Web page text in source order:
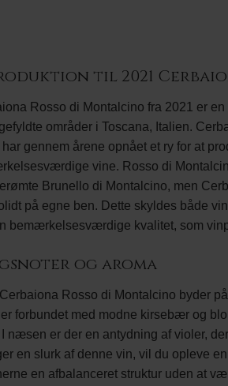
til 2021
Rosso di Montalcino fra 2021 er
områder i Toscana, Italien.
har gennem årene opnået et ry for at
vine. Rosso di
Brunello di Montalcino, men
på egne ben. Dette skyldes både
bemærkelsesværdige kvalitet, som
og aroma
Rosso di Montalcino byder
forbundet med modne kirsebær og
I næsen er der en antydning af violer,
en slurk af denne vin, vil du opleve
en afbalanceret struktur uden at